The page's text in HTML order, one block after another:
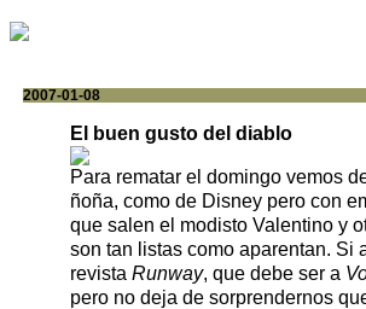
2007-01-08
El buen gusto del diablo
Para rematar el domingo vemos
ñoña, como de Disney pero con
que salen el modisto Valentino y
son tan listas como aparentan. Si
revista Runway, que debe ser a
pero no deja de sorprendernos